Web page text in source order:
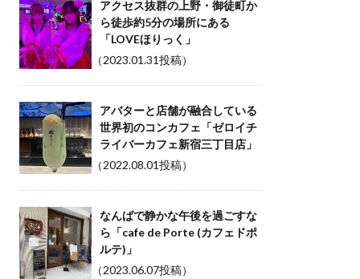
アクセス抜群の上野・御徒町か
ら徒歩約5分の場所にある
「LOVEほりっく」
（2023.01.31投稿）
アバターと店舗が融合している
世界初のコンカフェ「ゼロイチ
ライバーカフェ新宿三丁目店」
（2022.08.01投稿）
なんばで静かな午後を過ごすな
ら「cafe de Porte (カフェドポ
ルテ)」
（2023.06.07投稿）